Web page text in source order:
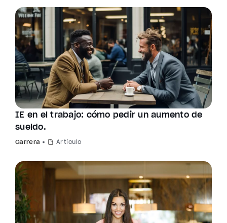
IE en el trabajo: cómo pedir un aumento de
sueldo.
Carrera Artículo